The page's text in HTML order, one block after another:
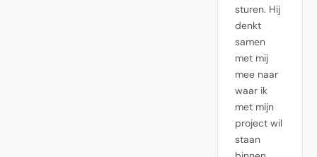
sturen. Hij
denkt
samen
met mij
mee naar
waar ik
met mijn
project wil
staan